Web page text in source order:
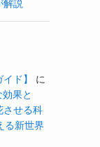
解説
ド】
に
果と
させる科
る新世界